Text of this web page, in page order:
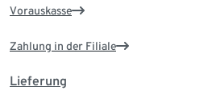
Vorauskasse
Zahlung in der Filiale
Lieferung